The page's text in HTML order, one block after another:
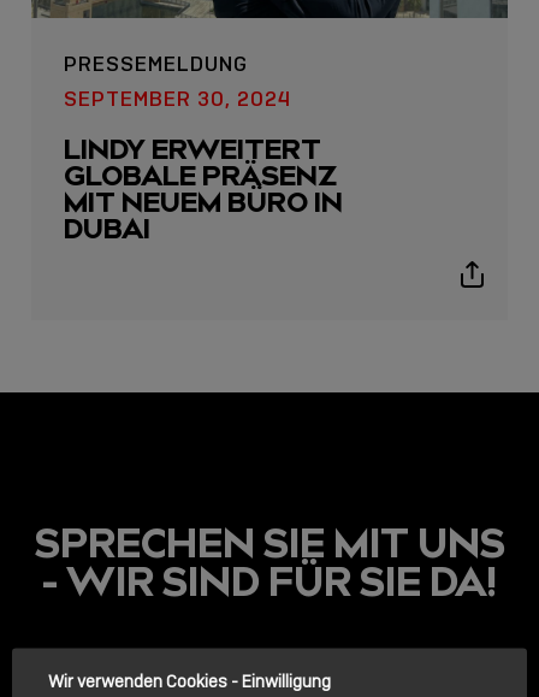
USB C
USB-C ÜBER LANGE
DISTANZEN: AKTIVE
USB-C-KABEL FÜR
STABILE 10 GBIT/S BIS
LINDY ACADEMY
PRESSEMELDUNG
SEPTEMBER 30, 2024
LINDY ERWEITERT
GLOBALE PRÄSENZ
MIT NEUEM BÜRO IN
DUBAI
Show
SPRECHEN SIE MIT UNS
- WIR SIND FÜR SIE DA!
Wir verwenden Cookies - Einwilligung